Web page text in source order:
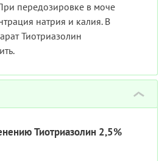
передозировке в моче
натрия и калия. В
Тиотриазолин
›
Тиотриазолин 2,5%